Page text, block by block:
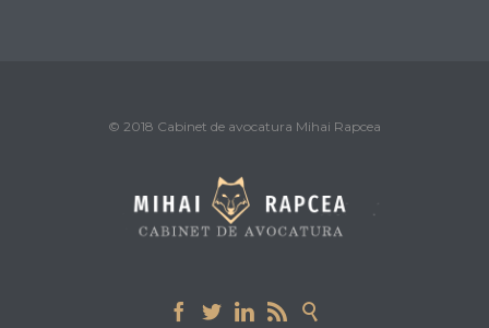
© 2018 Cabinet de avocatura Mihai Rapcea
    